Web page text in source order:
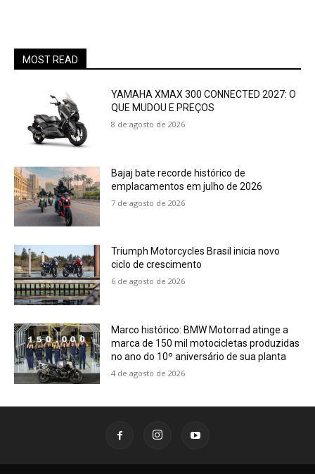
MOST READ
YAMAHA XMAX 300 CONNECTED 2027: O
QUE MUDOU E PREÇOS
8 de agosto de 2026
Bajaj bate recorde histórico de
emplacamentos em julho de 2026
7 de agosto de 2026
Triumph Motorcycles Brasil inicia novo
ciclo de crescimento
6 de agosto de 2026
Marco histórico: BMW Motorrad atinge a
marca de 150 mil motocicletas produzidas
no ano do 10º aniversário de sua planta
4 de agosto de 2026